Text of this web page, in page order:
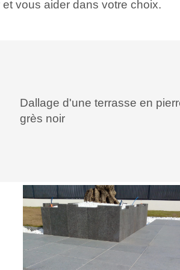
vous aider dans votre choix.
Dallage d'une terrasse en
grès noir